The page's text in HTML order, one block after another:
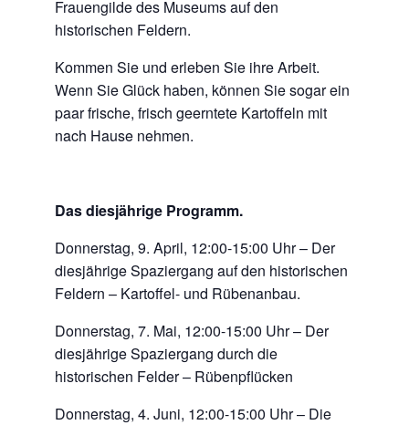
Frauengilde des Museums auf den
historischen Feldern.
Kommen Sie und erleben Sie ihre Arbeit.
Wenn Sie Glück haben, können Sie sogar ein
paar frische, frisch geerntete Kartoffeln mit
nach Hause nehmen.
Das diesjährige Programm.
Donnerstag, 9. April, 12:00-15:00 Uhr – Der
diesjährige Spaziergang auf den historischen
Feldern – Kartoffel- und Rübenanbau.
Donnerstag, 7. Mai, 12:00-15:00 Uhr – Der
diesjährige Spaziergang durch die
historischen Felder – Rübenpflücken
Donnerstag, 4. Juni, 12:00-15:00 Uhr – Die